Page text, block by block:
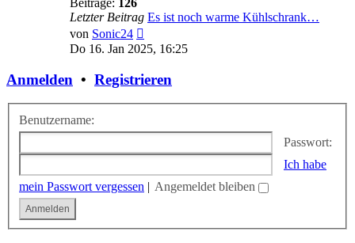
Letzter Beitrag Es ist noch warme Kühlschrank…
von Sonic24
Beitrag
Do 16. Jan 2025, 16:25
Anmelden • Registrieren
Benutzername:
Passwort:
Ich habe
mein Passwort vergessen | Angemeldet bleiben